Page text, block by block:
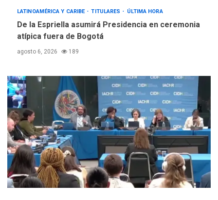
LATINOAMÉRICA Y CARIBE TITULARES ÚLTIMA HORA
De la Espriella asumirá Presidencia en ceremonia
atípica fuera de Bogotá
agosto 6, 2026 189